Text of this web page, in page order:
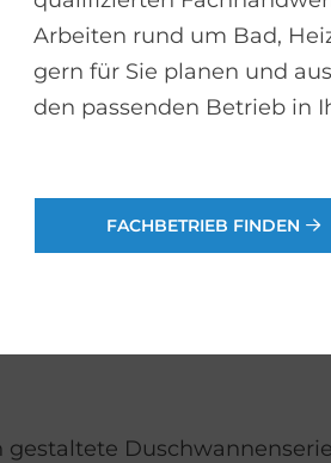
wobei die natürlichen
Anthrazit stilgebend sind.
Duschwanne benötigt kein
UltraResist äußerst
gestaltete
Arbeiten rund um Bad,
gern für Sie planen und
den passenden Betrieb in
FACHBETRIEB FINDEN